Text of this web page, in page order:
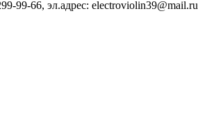
99-66, эл.адрес: electroviolin39@mail.ru